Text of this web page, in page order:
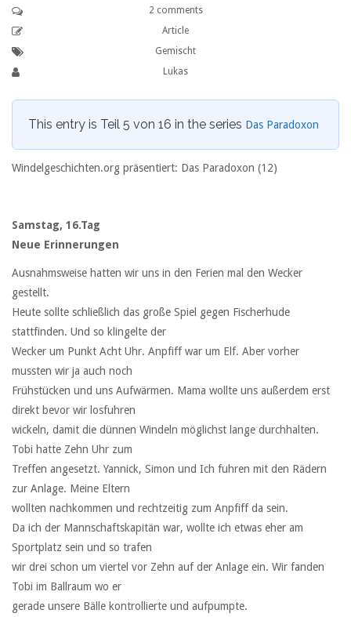
2 comments
Article
Gemischt
Lukas
This entry is Teil 5 von 16 in the series Das Paradoxon
Windelgeschichten.org präsentiert: Das Paradoxon (12)
Samstag, 16.Tag
Neue Erinnerungen
Ausnahmsweise hatten wir uns in den Ferien mal den Wecker
gestellt.
Heute sollte schließlich das große Spiel gegen Fischerhude
stattfinden. Und so klingelte der
Wecker um Punkt Acht Uhr. Anpfiff war um Elf. Aber vorher
mussten wir ja auch noch
Frühstücken und uns Aufwärmen. Mama wollte uns außerdem erst
direkt bevor wir losfuhren
wickeln, damit die dünnen Windeln möglichst lange durchhalten.
Tobi hatte Zehn Uhr zum
Treffen angesetzt. Yannick, Simon und Ich fuhren mit den Rädern
zur Anlage. Meine Eltern
wollten nachkommen und rechtzeitig zum Anpfiff da sein.
Da ich der Mannschaftskapitän war, wollte ich etwas eher am
Sportplatz sein und so trafen
wir drei schon um viertel vor Zehn auf der Anlage ein. Wir fanden
Tobi im Ballraum wo er
gerade unsere Bälle kontrollierte und aufpumpte.